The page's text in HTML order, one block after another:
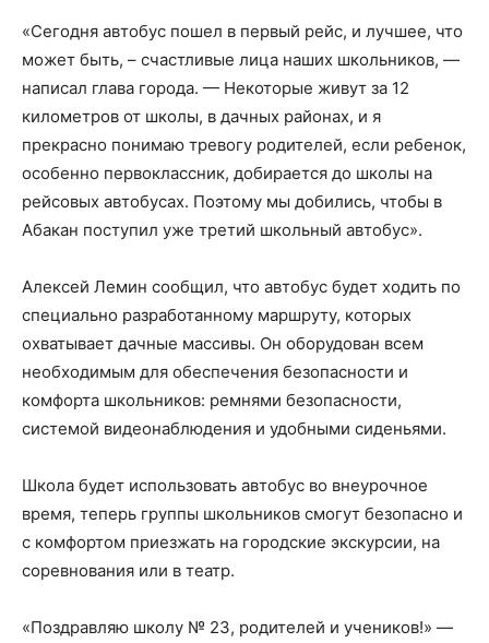
«Сегодня автобус пошел в первый рейс, и лучшее, что
может быть, – счастливые лица наших школьников, —
написал глава города. — Некоторые живут за 12
километров от школы, в дачных районах, и я
прекрасно понимаю тревогу родителей, если ребенок,
особенно первоклассник, добирается до школы на
рейсовых автобусах. Поэтому мы добились, чтобы в
Абакан поступил уже третий школьный автобус».
Алексей Лемин сообщил, что автобус будет ходить по
специально разработанному маршруту, которых
охватывает дачные массивы. Он оборудован всем
необходимым для обеспечения безопасности и
комфорта школьников: ремнями безопасности,
системой видеонаблюдения и удобными сиденьями.
Школа будет использовать автобус во внеурочное
время, теперь группы школьников смогут безопасно и
с комфортом приезжать на городские экскурсии, на
соревнования или в театр.
«Поздравляю школу № 23, родителей и учеников!» —